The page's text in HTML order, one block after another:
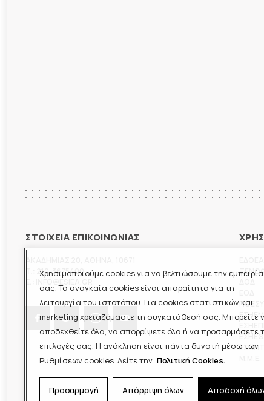
Χρησιμοποιούμε cookies για να βελτιώσουμε την εμπειρία
σας. Τα αναγκαία cookies είναι απαραίτητα για τη
λειτουργία του ιστοτόπου. Για cookies στατιστικών και
marketing χρειαζόμαστε τη συγκατάθεσή σας. Μπορείτε
αποδεχθείτε όλα, να απορρίψετε όλα ή να προσαρμόσετε
επιλογές σας. Η ανάκληση είναι πάντα δυνατή μέσω των
Ρυθμίσεων cookies. Δείτε την Πολιτική Cookies.
Προσαρμογή Απόρριψη όλων Αποδοχή
ΣΤΟΙΧΕΙΑ ΕΠΙΚΟΙΝΩΝΙΑΣ
210-3675400
ΠΟΕΣΥ
ΕΣΠΗΤ